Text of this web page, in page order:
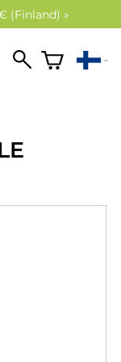
(Finland) »